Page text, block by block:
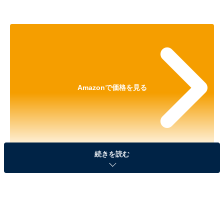
Amazonで価格を見る
続きを読む